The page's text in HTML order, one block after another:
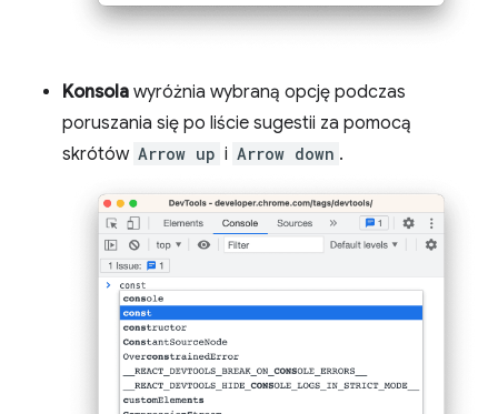
Konsola wyróżnia wybraną opcję podczas
poruszania się po liście sugestii za pomocą
skrótów Arrow up i Arrow down .